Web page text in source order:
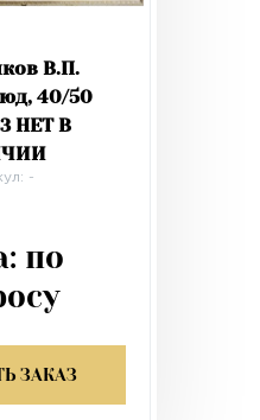
В.П.
40/50
НЕТ В
-
по
ЗАКАЗ